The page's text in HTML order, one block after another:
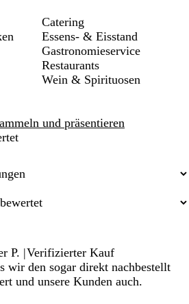
Catering
Essens- & Eisstand
Gastronomieservice
Restaurants
Wein & Spirituosen
und präsentieren
P. |Verifizierter Kauf
wir den sogar direkt nachbestellt
und unsere Kunden auch.